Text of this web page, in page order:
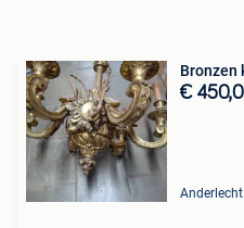
Bronzen
€
Anderlecht